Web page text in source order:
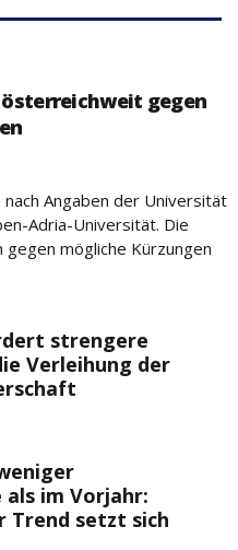
gegen
Angaben der Universität
Adria-Universität. Die
mögliche Kürzungen
strengere
Verleihung der
im Vorjahr:
Trend setzt sich